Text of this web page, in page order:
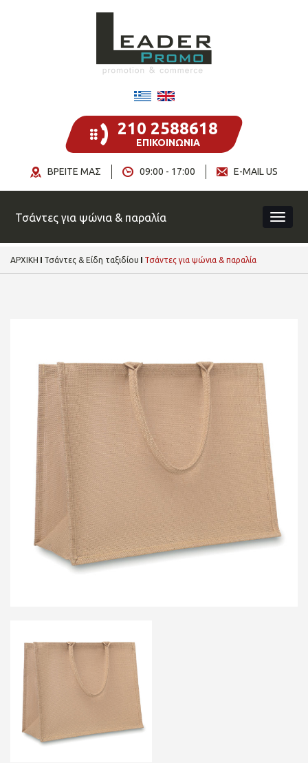
210 2588618
ΕΠΙΚΟΙΝΩΝΙΑ
E-MAIL US
09:00 - 17:00
ΒΡΕΙΤΕ ΜΑΣ
Τσάντες για ψώνια & παραλία
ΑΡΧΙΚΗ Τσάντες & Είδη ταξιδίου Τσάντες για ψώνια & παραλία